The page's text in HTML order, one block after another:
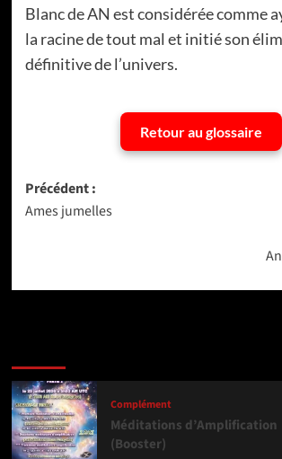
Blanc de AN est considérée comme
la racine de tout mal et initié son
définitive de l’univers.
Retour au glossaire
Navigation
d’article
Précédent :
Ames jumelles
Complément
Méditations d’Amplification
(Booster)